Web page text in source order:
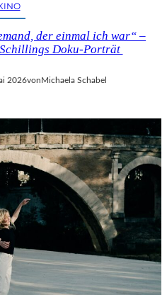
der einmal ich war“ –
Doku-Porträt
2026von Michaela Schabel